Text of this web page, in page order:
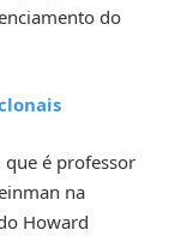
do
que é professor
na
Howard